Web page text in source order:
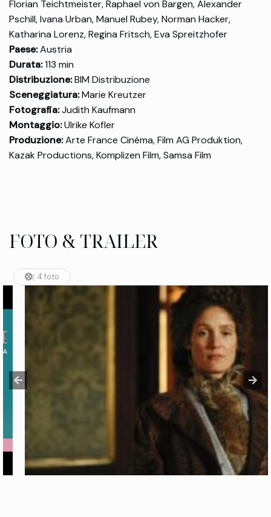
Florian Teichtmeister, Raphael von Bargen, Alexander
Pschill, Ivana Urban, Manuel Rubey, Norman Hacker,
Katharina Lorenz, Regina Fritsch, Eva Spreitzhofer
Paese:Austria
Durata:113 min
Distribuzione:BIM Distribuzione
Sceneggiatura:Marie Kreutzer
Fotografia:Judith Kaufmann
Montaggio:Ulrike Kofler
Produzione:Arte France Cinéma, Film AG Produktion,
Kazak Productions, Komplizen Film, Samsa Film
FOTO & TRAILER
4 foto